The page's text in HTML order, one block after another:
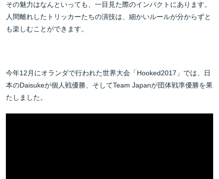
その魅力はなんといっても、一目見た際のインパクトにあります。
人間離れしたトリッカーたちの演技は、細かいルールが分からずと
も楽しむことができます。
今年12月にオランダで行われた世界大会「Hooked2017」では、日
本のDaisukeが個人戦優勝、そしてTeam Japanが団体戦準優勝を果
たしました。